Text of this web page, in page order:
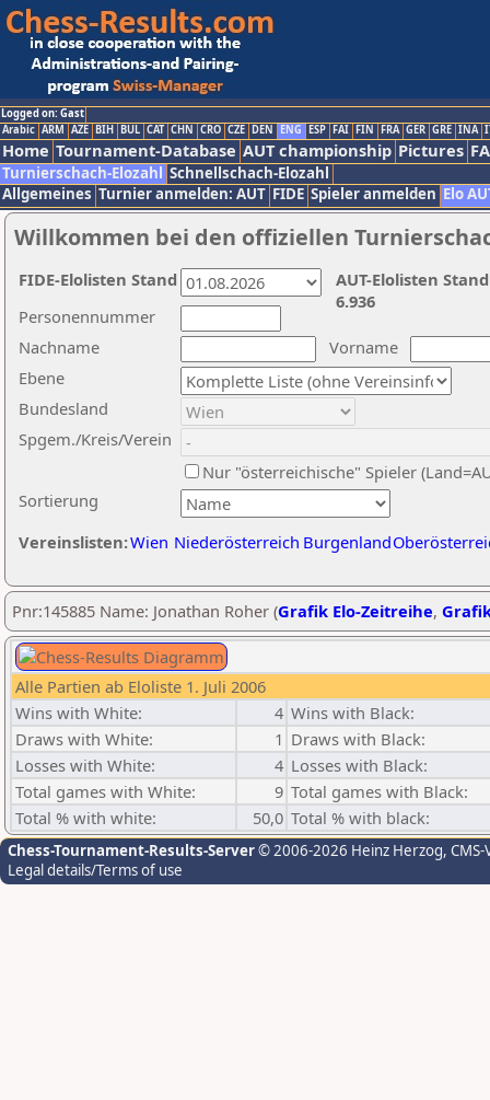
Logged on: Gast
Arabic ARM AZE BIH BUL CAT CHN CRO CZE DEN ENG ESP FAI FIN FRA GER GRE INA
Home Tournament-Database AUT championship Pictures
Turnierschach-Elozahl Schnellschach-Elozahl
Allgemeines Turnier anmelden: AUT FIDE Spieler anmelden Elo
Willkommen bei den offiziellen
Nachname
Vorname
Ebene
Sortierung
Personennummer
Bundesland
Spgem./Kreis/Verein
Nur "österreichische" Spieler
Vereinslisten:Wien Niederösterreich Burgenland
AUT-Elolisten
6.936
FIDE-Elolisten Stand
Pnr:145885 Name: Jonathan Roher (Grafik Elo-Zeitreihe,
Alle Partien ab Eloliste 1. Juli 2006
Wins with White:
4 Wins with Black:
Draws with White:
1 Draws with Black:
Losses with White:
4 Losses with Black:
Total games with White:
9 Total games with Black:
Total % with white:
50,0 Total % with black:
Chess-Tournament-Results-Server© 2006-2026 Heinz Herzog,
Legal details/Terms of use